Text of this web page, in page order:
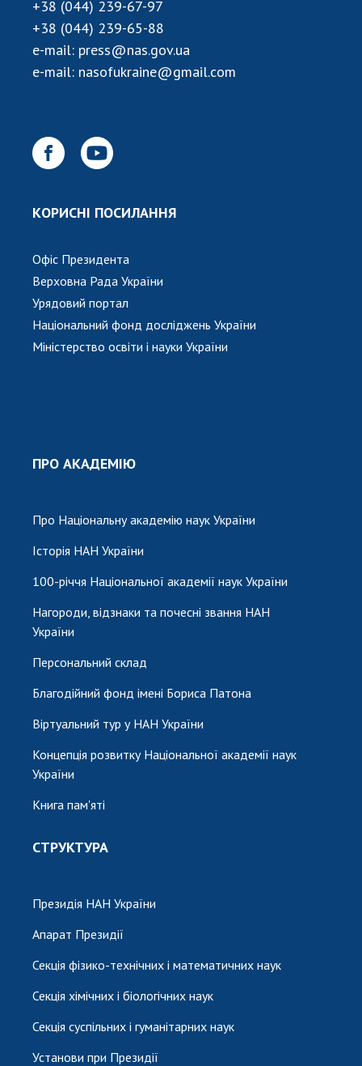
+38 (044) 239-67-97
+38 (044) 239-65-88
e-mail: press@nas.gov.ua
e-mail: nasofukraine@gmail.com
КОРИСНІ ПОСИЛАННЯ
Офіс Президента
Верховна Рада України
Урядовий портал
Національний фонд досліджень України
Міністерство освіти і науки України
ПРО АКАДЕМІЮ
Про Національну академію наук України
Історія НАН України
100-річчя Національної академії наук України
Нагороди, відзнаки та почесні звання НАН
України
Персональний склад
Благодійний фонд імені Бориса Патона
Віртуальний тур у НАН України
Концепція розвитку Національної академії наук
України
Книга пам'яті
СТРУКТУРА
Президія НАН України
Апарат Президії
Секція фізико-технічних і математичних наук
Секція хімічних і біологічних наук
Секція суспільних і гуманітарних наук
Установи при Президії